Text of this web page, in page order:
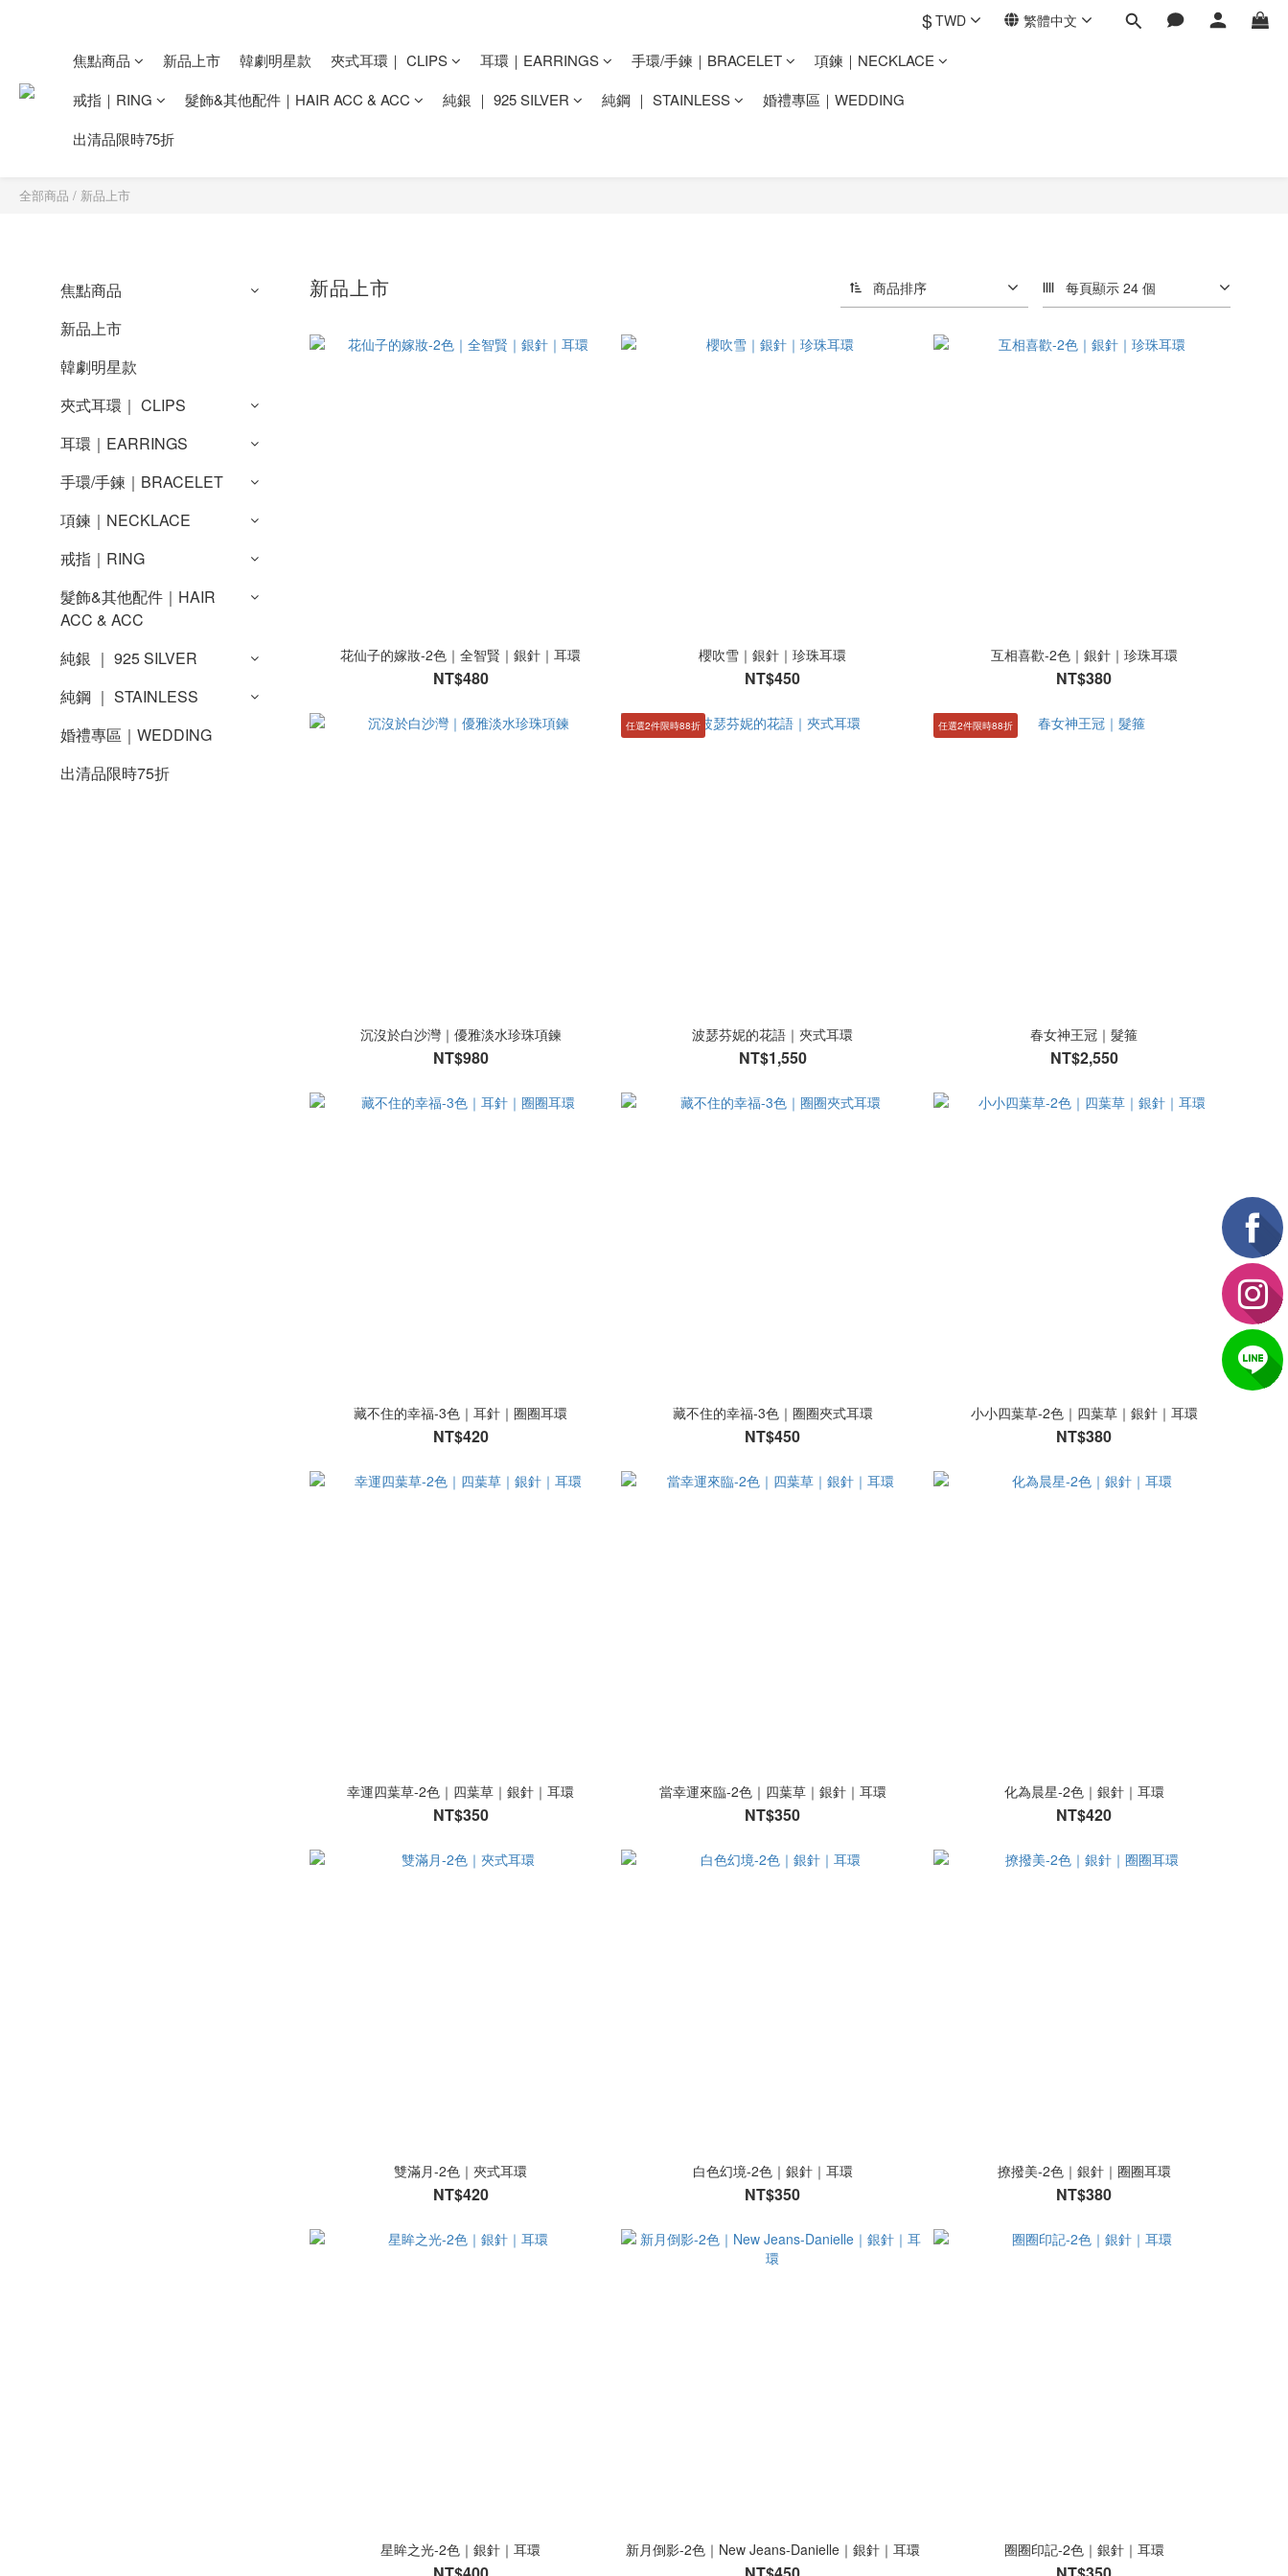
$TWD 繁體中文
焦點商品 新品上市 韓劇明星款 夾式耳環｜ CLIPS 耳環｜EARRINGS 手環/手鍊｜BRACELET
項鍊｜NECKLACE
戒指｜RING
髮飾&其他配件｜HAIR ACC & ACC 純銀 ｜ 925 SILVER 純鋼 ｜ STAINLESS
婚禮專區｜WEDDING
出清品限時75折
全部商品 / 新品上市
焦點商品
新品上市
韓劇明星款
夾式耳環｜ CLIPS
耳環｜EARRINGS
手環/手鍊｜BRACELET
項鍊｜NECKLACE
戒指｜RING
髮飾&其他配件｜HAIR
ACC & ACC
純銀 ｜ 925 SILVER
純鋼 ｜ STAINLESS
婚禮專區｜WEDDING
出清品限時75折
新品上市 商品排序 每頁顯示 24 個
花仙子的嫁妝-2色｜全智賢｜銀針｜耳環
NT$480
櫻吹雪｜銀針｜珍珠耳環
NT$450
互相喜歡-2色｜銀針｜珍珠耳環
NT$380
沉沒於白沙灣｜優雅淡水珍珠項鍊
NT$980
任選2件限時88折
波瑟芬妮的花語｜夾式耳環
NT$1,550
任選2件限時88折
春女神王冠｜髮箍
NT$2,550
藏不住的幸福-3色｜耳針｜圈圈耳環
NT$420
藏不住的幸福-3色｜圈圈夾式耳環
NT$450
小小四葉草-2色｜四葉草｜銀針｜耳環
NT$380
幸運四葉草-2色｜四葉草｜銀針｜耳環
NT$350
當幸運來臨-2色｜四葉草｜銀針｜耳環
NT$350
化為晨星-2色｜銀針｜耳環
NT$420
雙滿月-2色｜夾式耳環
NT$420
白色幻境-2色｜銀針｜耳環
NT$350
撩撥美-2色｜銀針｜圈圈耳環
NT$380
星眸之光-2色｜銀針｜耳環 新月倒影-2色｜New Jeans-Danielle｜銀針｜耳環 圈圈印記-2色｜銀針｜耳環